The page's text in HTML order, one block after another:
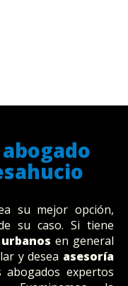
su mejor opción,
su caso. Si tiene
en general
y desea asesoría
abogados expertos